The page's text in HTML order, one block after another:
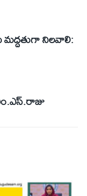
మద్దతుగా నిలవాలి: